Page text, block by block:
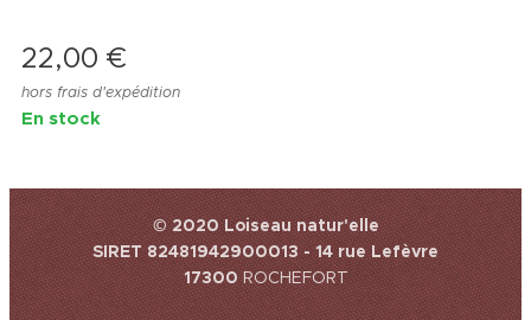
22,00 €
hors frais d'expédition
En stock
© 2020 Loiseau natur'elle
SIRET 82481942900013 - 14 rue Lefèvre
17300ROCHEFORT